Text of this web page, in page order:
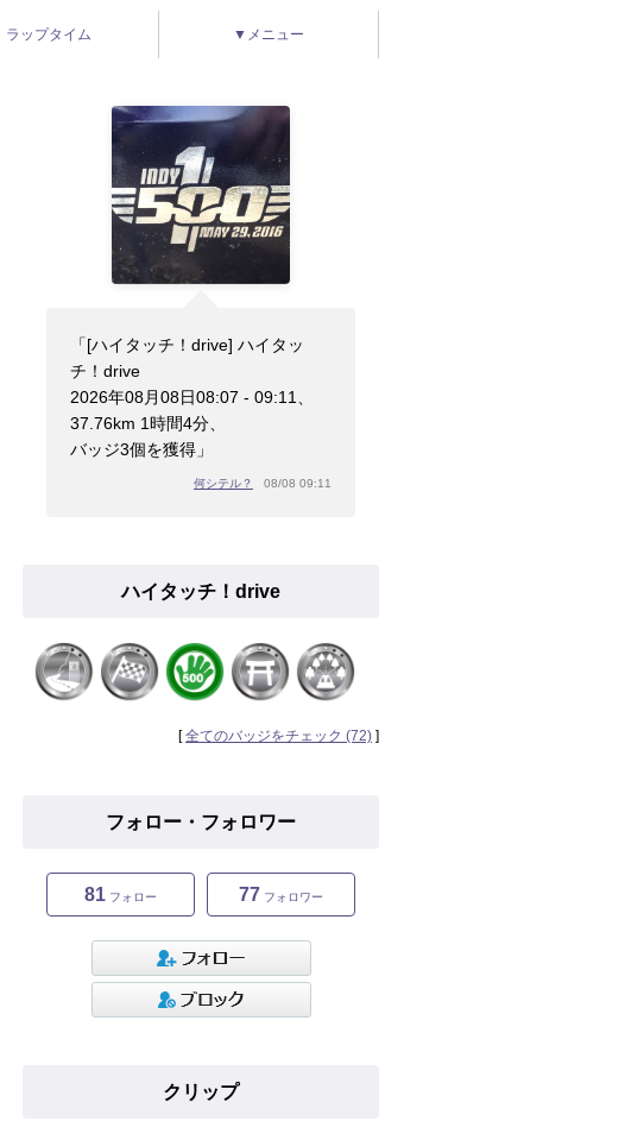
ラップタイム ▼メニュー
「[ハイタッチ！drive] ハイタッ
チ！drive
2026年08月08日08:07 - 09:11、
37.76km 1時間4分、
バッジ3個を獲得」
何シテル？ 08/08 09:11
ハイタッチ！drive
[全てのバッジをチェック (72) ]
フォロー・フォロワー
81 フォロー 77 フォロワー
クリップ